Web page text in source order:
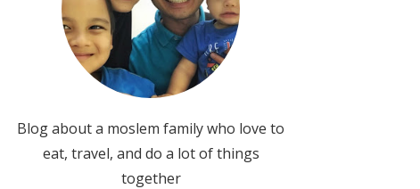
Blog about a moslem family who love to
eat, travel, and do a lot of things
together